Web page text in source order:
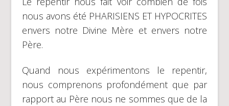
nous avons été PHARISIENS ET HYPOCRITES
envers notre Divine Mère et envers notre
Père.
Quand nous expérimentons le repentir,
nous comprenons profondément que par
rapport au Père nous ne sommes que de la